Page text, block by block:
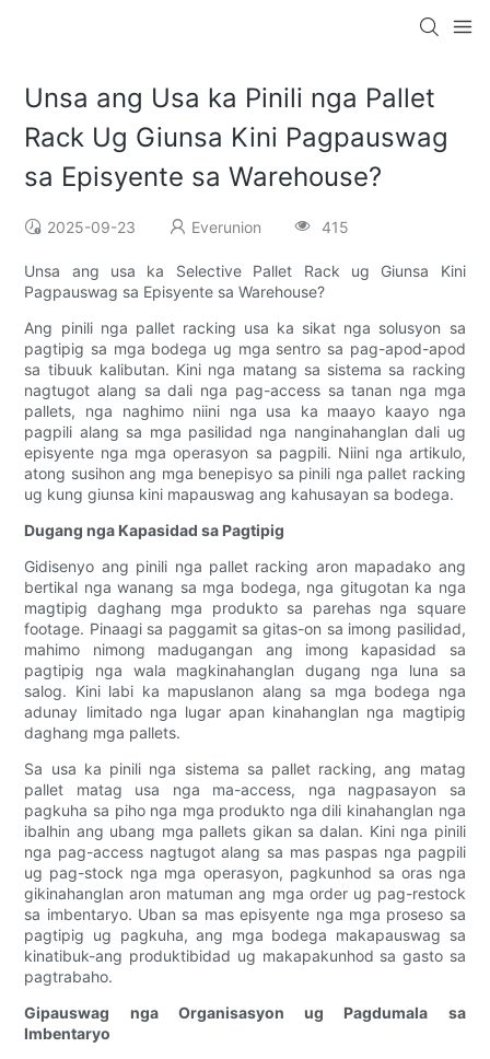
Unsa ang Usa ka Pinili nga Pallet
Rack Ug Giunsa Kini Pagpauswag
sa Episyente sa Warehouse?
2025-09-23 Everunion 415
Unsa ang usa ka Selective Pallet Rack ug Giunsa Kini
Pagpauswag sa Episyente sa Warehouse?
Ang pinili nga pallet racking usa ka sikat nga solusyon sa
pagtipig sa mga bodega ug mga sentro sa pag-apod-apod
sa tibuuk kalibutan. Kini nga matang sa sistema sa racking
nagtugot alang sa dali nga pag-access sa tanan nga mga
pallets, nga naghimo niini nga usa ka maayo kaayo nga
pagpili alang sa mga pasilidad nga nanginahanglan dali ug
episyente nga mga operasyon sa pagpili. Niini nga artikulo,
atong susihon ang mga benepisyo sa pinili nga pallet racking
ug kung giunsa kini mapauswag ang kahusayan sa bodega.
Dugang nga Kapasidad sa Pagtipig
Gidisenyo ang pinili nga pallet racking aron mapadako ang
bertikal nga wanang sa mga bodega, nga gitugotan ka nga
magtipig daghang mga produkto sa parehas nga square
footage. Pinaagi sa paggamit sa gitas-on sa imong pasilidad,
mahimo nimong madugangan ang imong kapasidad sa
pagtipig nga wala magkinahanglan dugang nga luna sa
salog. Kini labi ka mapuslanon alang sa mga bodega nga
adunay limitado nga lugar apan kinahanglan nga magtipig
daghang mga pallets.
Sa usa ka pinili nga sistema sa pallet racking, ang matag
pallet matag usa nga ma-access, nga nagpasayon ​​sa
pagkuha sa piho nga mga produkto nga dili kinahanglan nga
ibalhin ang ubang mga pallets gikan sa dalan. Kini nga pinili
nga pag-access nagtugot alang sa mas paspas nga pagpili
ug pag-stock nga mga operasyon, pagkunhod sa oras nga
gikinahanglan aron matuman ang mga order ug pag-restock
sa imbentaryo. Uban sa mas episyente nga mga proseso sa
pagtipig ug pagkuha, ang mga bodega makapauswag sa
kinatibuk-ang produktibidad ug makapakunhod sa gasto sa
pagtrabaho.
Gipauswag nga Organisasyon ug Pagdumala sa
Imbentaryo